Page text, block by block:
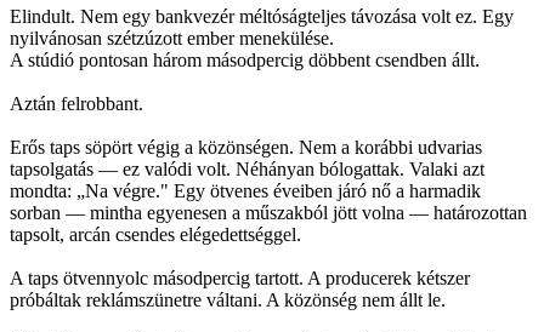
Elindult. Nem egy bankvezér méltóságteljes távozása volt ez. Egy
nyilvánosan szétzúzott ember menekülése.
A stúdió pontosan három másodpercig döbbent csendben állt.
Aztán felrobbant.
Erős taps söpört végig a közönségen. Nem a korábbi udvarias
tapsolgatás — ez valódi volt. Néhányan bólogattak. Valaki azt
mondta: „Na végre." Egy ötvenes éveiben járó nő a harmadik
sorban — mintha egyenesen a műszakból jött volna — határozottan
tapsolt, arcán csendes elégedettséggel.
A taps ötvennyolc másodpercig tartott. A producerek kétszer
próbáltak reklámszünetre váltani. A közönség nem állt le.